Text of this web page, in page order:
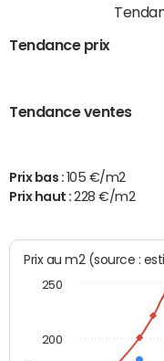
Tendance prix
Tendance ventes
Prix bas : 105 €/m2
Prix haut :228 €/m2
Prix au m2 (source :
200
250